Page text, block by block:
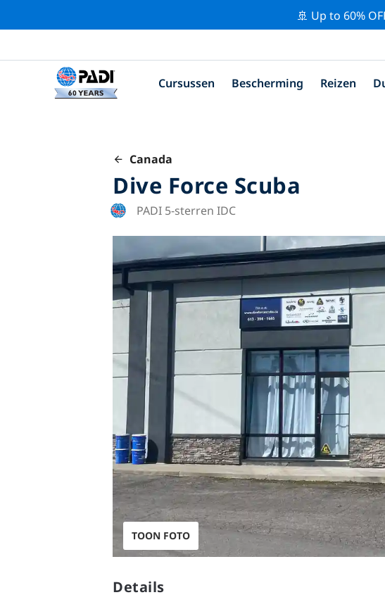
🚢 Up to 60%
Cursussen Bescherming Reizen
Canada
Dive Force Scuba
PADI 5-sterren IDC
TOON FOTO
Details